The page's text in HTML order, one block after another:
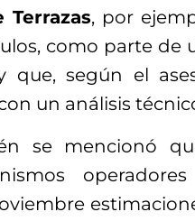
Terrazas, por
como parte de
que, según el
un análisis
se mencionó